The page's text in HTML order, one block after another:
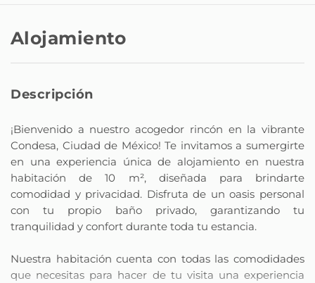
Alojamiento
Descripción
¡Bienvenido a nuestro acogedor rincón en la vibrante
Condesa, Ciudad de México! Te invitamos a sumergirte
en una experiencia única de alojamiento en nuestra
habitación de 10 m², diseñada para brindarte
comodidad y privacidad. Disfruta de un oasis personal
con tu propio baño privado, garantizando tu
tranquilidad y confort durante toda tu estancia.
Nuestra habitación cuenta con todas las comodidades
que necesitas para hacer de tu visita una experiencia